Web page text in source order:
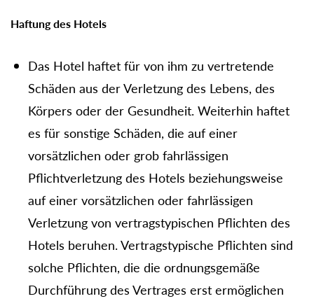
Haftung des Hotels
Das Hotel haftet für von ihm zu vertretende
Schäden aus der Verletzung des Lebens, des
Körpers oder der Gesundheit. Weiterhin haftet
es für sonstige Schäden, die auf einer
vorsätzlichen oder grob fahrlässigen
Pflichtverletzung des Hotels beziehungsweise
auf einer vorsätzlichen oder fahrlässigen
Verletzung von vertragstypischen Pflichten des
Hotels beruhen. Vertragstypische Pflichten sind
solche Pflichten, die die ordnungsgemäße
Durchführung des Vertrages erst ermöglichen